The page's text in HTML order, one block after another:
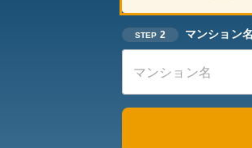
STEP 2 マンション